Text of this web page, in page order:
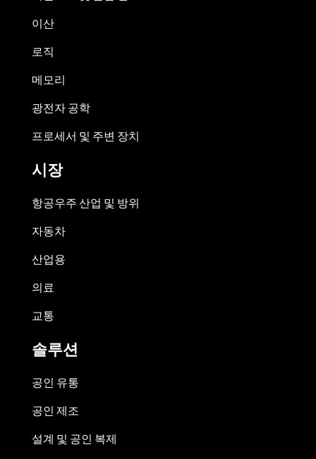
이산
로직
메모리
광전자 공학
프로세서 및 주변 장치
시장
항공우주 산업 및 방위
자동차
산업용
의료
교통
솔루션
공인 유통
공인 제조
설계 및 공인 복제